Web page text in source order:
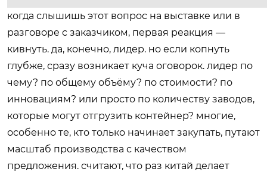
когда слышишь этот вопрос на выставке или в
разговоре с заказчиком, первая реакция —
кивнуть. да, конечно, лидер. но если копнуть
глубже, сразу возникает куча оговорок. лидер по
чему? по общему объёму? по стоимости? по
инновациям? или просто по количеству заводов,
которые могут отгрузить контейнер? многие,
особенно те, кто только начинает закупать, путают
масштаб производства с качеством
предложения. считают, что раз китай делает